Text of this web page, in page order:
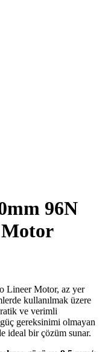
96N
Lineer Motor, az yer
kullanılmak üzere
ve verimli
gereksinimi olmayan
ideal bir çözüm sunar.